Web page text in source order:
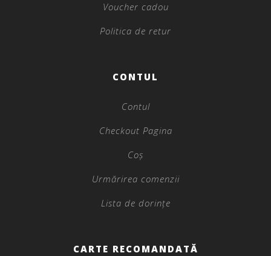
Voucher cadou
Politica de retur
CONTUL
Contul
Checkout Pagina
Coș
Urmărirea comenzii
Lista de dorințe
CARTE RECOMANDATĂ